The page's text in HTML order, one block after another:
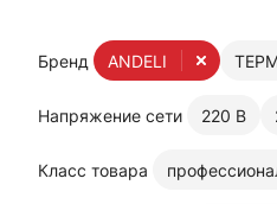
Бренд ANDELI
Напряжение сети 220 В
Класс товара